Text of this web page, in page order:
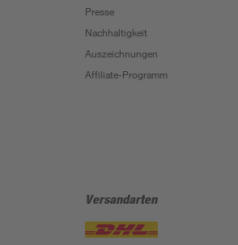
Presse
Nachhaltigkeit
Auszeichnungen
Affiliate-Programm
Versandarten